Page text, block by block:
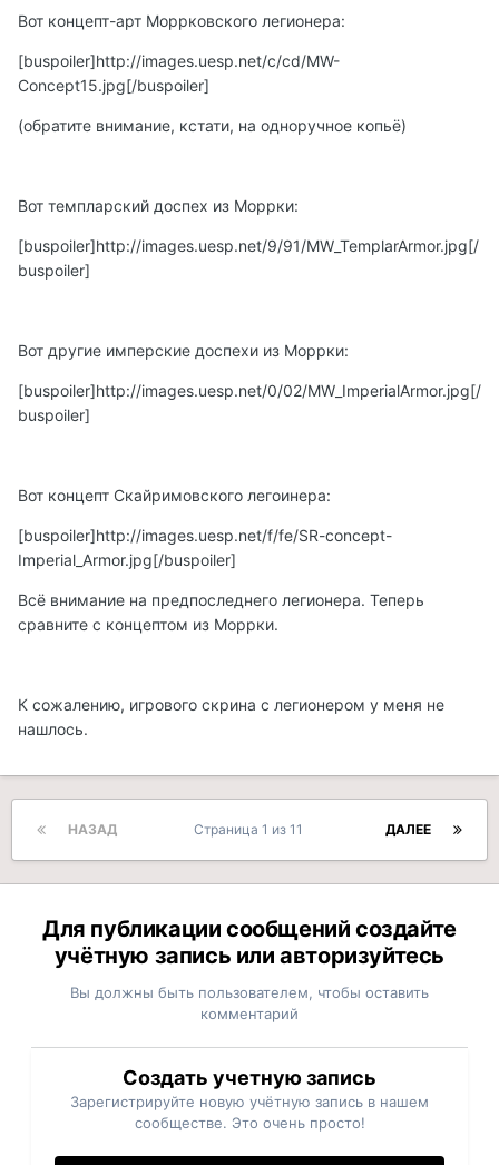
Вот концепт-арт Моррковского легионера:
[buspoiler]http://images.uesp.net/c/cd/MW-
Concept15.jpg[/buspoiler]
(обратите внимание, кстати, на одноручное копьё)
Вот темпларский доспех из Моррки:
[buspoiler]http://images.uesp.net/9/91/MW_TemplarArmor.jpg[/
buspoiler]
Вот другие имперские доспехи из Моррки:
[buspoiler]http://images.uesp.net/0/02/MW_ImperialArmor.jpg[/
buspoiler]
Вот концепт Скайримовского легоинера:
[buspoiler]http://images.uesp.net/f/fe/SR-concept-
Imperial_Armor.jpg[/buspoiler]
Всё внимание на предпоследнего легионера. Теперь
сравните с концептом из Моррки.
К сожалению, игрового скрина с легионером у меня не
нашлось.
НАЗАД ДАЛЕЕ
Страница 1 из 11
Для публикации сообщений создайте
учётную запись или авторизуйтесь
Вы должны быть пользователем, чтобы оставить
комментарий
Создать учетную запись
Зарегистрируйте новую учётную запись в нашем
сообществе. Это очень просто!